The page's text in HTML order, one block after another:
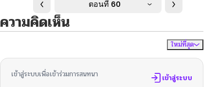
ตอนที่ 60
ความคิดเห็น
ใหม่ที่สุด
เข้าสู่ระบบเพื่อเข้าร่วมการสนทนา เข้าสู่ระบบ